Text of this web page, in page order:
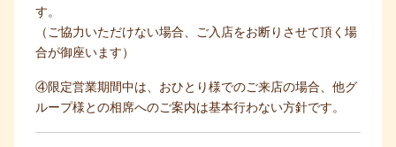
す。
（ご協力いただけない場合、ご入店をお断りさせて頂く場
合が御座います）
④限定営業期間中は、おひとり様でのご来店の場合、他グ
ループ様との相席へのご案内は基本行わない方針です。